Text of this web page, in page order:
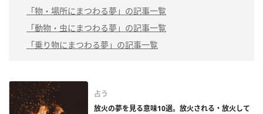
「物・場所にまつわる夢」の記事一覧
「動物・虫にまつわる夢」の記事一覧
「乗り物にまつわる夢」の記事一覧
占う
放火の夢を見る意味10選。放火される・放火して